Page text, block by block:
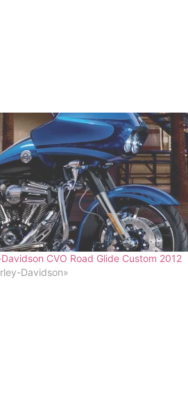
CVO Road Glide Custom 2012
Davidson»